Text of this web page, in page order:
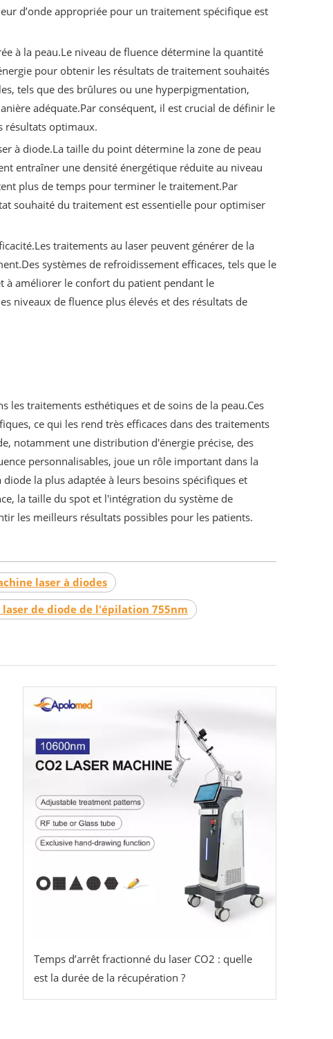
d’onde appropriée pour un traitement spécifique est
à la peau.Le niveau de fluence détermine la quantité
pour obtenir les résultats de traitement souhaités
tels que des brûlures ou une hyperpigmentation,
adéquate.Par conséquent, il est crucial de définir le
résultats optimaux.
à diode.La taille du point détermine la zone de peau
entraîner une densité énergétique réduite au niveau
plus de temps pour terminer le traitement.Par
souhaité du traitement est essentielle pour optimiser
traitements au laser peuvent générer de la
systèmes de refroidissement efficaces, tels que le
à améliorer le confort du patient pendant le
niveaux de fluence plus élevés et des résultats de
les traitements esthétiques et de soins de la peau.Ces
ce qui les rend très efficaces dans des traitements
notamment une distribution d'énergie précise, des
personnalisables, joue un rôle important dans la
la plus adaptée à leurs besoins spécifiques et
la taille du spot et l'intégration du système de
les meilleurs résultats possibles pour les patients.
laser à diodes
laser de diode de l'épilation 755nm
Temps d’arrêt fractionné du laser CO2 : quelle
est la durée de la récupération ?